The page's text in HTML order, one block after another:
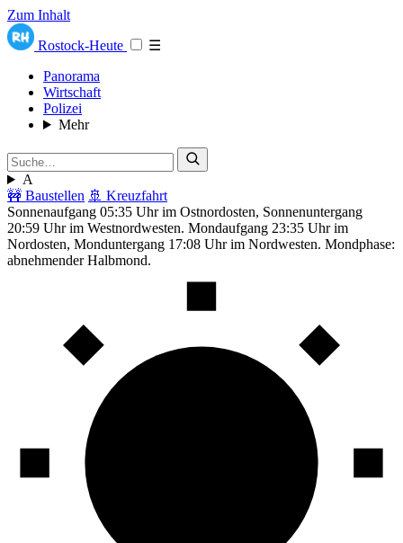
Zum Inhalt
Rostock-Heute
☰
Panorama
Wirtschaft
Polizei
Mehr
A
🚧 Baustellen 🚢 Kreuzfahrt
Sonnenaufgang 05:35 Uhr im Ostnordosten, Sonnenuntergang
20:59 Uhr im Westnordwesten. Mondaufgang 23:35 Uhr im
Nordosten, Monduntergang 17:08 Uhr im Nordwesten. Mondphase:
abnehmender Halbmond.